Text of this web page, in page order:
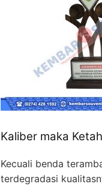
Kaliber maka
Kecuali benda
terdegradasi